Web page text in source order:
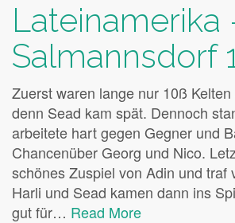
Lateinamerika
Salmannsdorf
Zuerst waren lange nur 10ß
denn Sead kam spät. Dennoch
arbeitete hart gegen Gegner und
Chancenüber Georg und Nico.
schönes Zuspiel von Adin und traf
Harli und Sead kamen dann ins
gut für… Read More